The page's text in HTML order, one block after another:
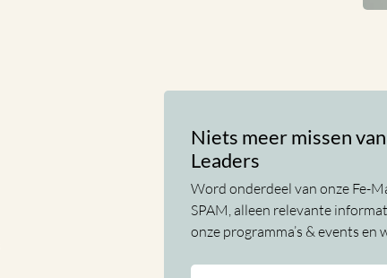
Niets meer missen
Leaders
Word onderdeel van onze Fe-
SPAM, alleen relevante
onze programma’s & events en
Voor-